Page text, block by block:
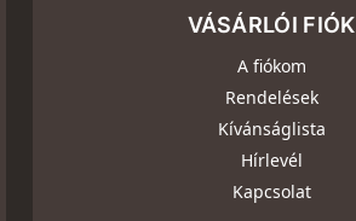
VÁSÁRLÓI FIÓK
A fiókom
Rendelések
Kívánságlista
Hírlevél
Kapcsolat